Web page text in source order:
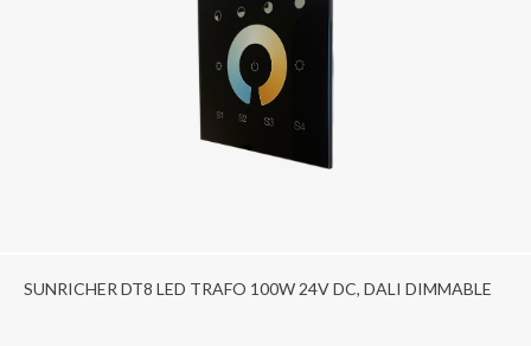
SUNRICHER DT8 LED TRAFO 100W 24V DC, DALI DIMMABLE